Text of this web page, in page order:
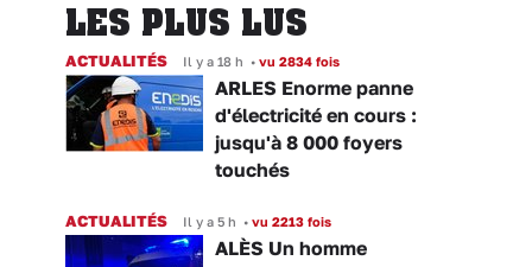
LES PLUS LUS
ACTUALITÉS Il y a 18 h • vu 2834 fois
ARLES Enorme panne
d'électricité en cours :
jusqu'à 8 000 foyers
touchés
ACTUALITÉS Il y a 5 h • vu 2213 fois
ALÈS Un homme